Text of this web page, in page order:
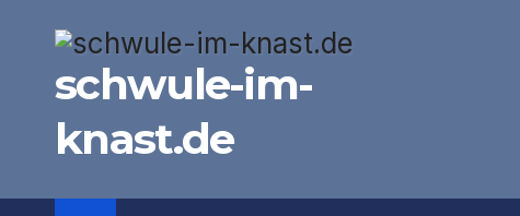
springenschwule-im-
knast.de